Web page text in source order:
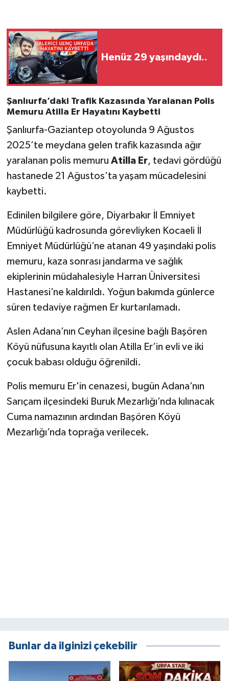
Henüz 29 yaşındaydı..
Şanlıurfa’daki Trafik Kazasında Yaralanan Polis
Memuru Atilla Er Hayatını Kaybetti
Şanlıurfa-Gaziantep otoyolunda 9 Ağustos
2025’te meydana gelen trafik kazasında ağır
yaralanan polis memuru Atilla Er, tedavi gördüğü
hastanede 21 Ağustos’ta yaşam mücadelesini
kaybetti.
Edinilen bilgilere göre, Diyarbakır İl Emniyet
Müdürlüğü kadrosunda görevliyken Kocaeli İl
Emniyet Müdürlüğü’ne atanan 49 yaşındaki polis
memuru, kaza sonrası jandarma ve sağlık
ekiplerinin müdahalesiyle Harran Üniversitesi
Hastanesi’ne kaldırıldı. Yoğun bakımda günlerce
süren tedaviye rağmen Er kurtarılamadı.
Aslen Adana’nın Ceyhan ilçesine bağlı Başören
Köyü nüfusuna kayıtlı olan Atilla Er’in evli ve iki
çocuk babası olduğu öğrenildi.
Polis memuru Er'in cenazesi, bugün Adana’nın
Sarıçam ilçesindeki Buruk Mezarlığı’nda kılınacak
Cuma namazının ardından Başören Köyü
Mezarlığı’nda toprağa verilecek.
Bunlar da ilginizi çekebilir